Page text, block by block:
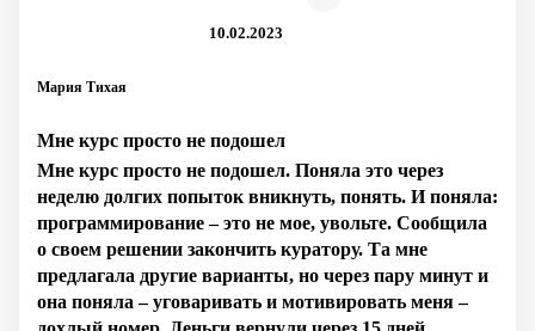
Мария Тихая
10.02.2023
Мне курс просто не подошел
Мне курс просто не подошел. Поняла это через
неделю долгих попыток вникнуть, понять. И поняла:
программирование – это не мое, увольте. Сообщила
о своем решении закончить куратору. Та мне
предлагала другие варианты, но через пару минут и
она поняла – уговаривать и мотивировать меня –